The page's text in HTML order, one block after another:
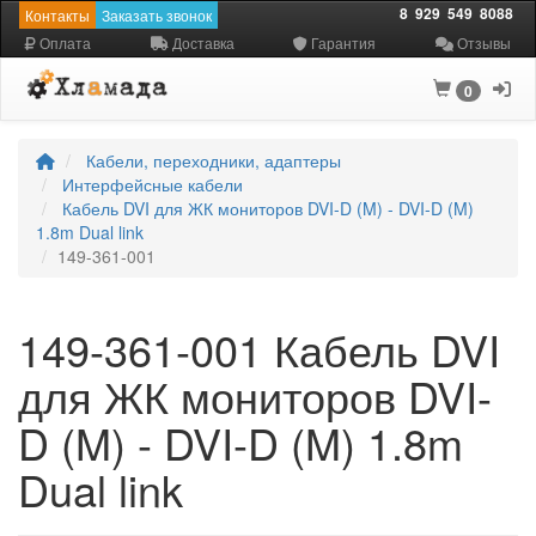
Контакты Заказать звонок 8 929 549 8088
Оплата Доставка Гарантия Отзывы
0
Кабели, переходники, адаптеры
Интерфейсные кабели
Кабель DVI для ЖК мониторов DVI-D (M) - DVI-D (M)
1.8m Dual link
149-361-001
149-361-001 Кабель DVI
для ЖК мониторов DVI-
D (M) - DVI-D (M) 1.8m
Dual link